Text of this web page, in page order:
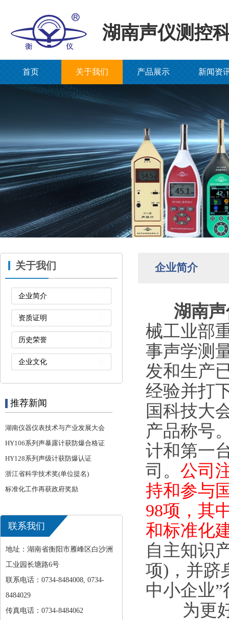
湖南声仪测控
首页 关于我们 产品展示 新闻资
关于我们
企业简介
资质证明
历史荣誉
企业文化
推荐新闻
湖南仪器仪表技术与产业发展大会
HY106系列声暴露计获防爆合格证
HY128系列声级计获防爆认证
浙江省科学技术奖(单位提名)
标准化工作再获政府奖励
联系我们
地址：湖南省衡阳市雁峰区白沙洲
工业园长塘路6号
联系电话：0734-8484008, 0734-
8484029
传真电话：0734-8484062
企业简介
湖南
械工业部
事声学测
发和生产
经验并打
国科技大
产品称号
计和第一
司。 公司
持和参与
98项，其
和标准化
自主知识
项)，并跻
中小企业”
为更好